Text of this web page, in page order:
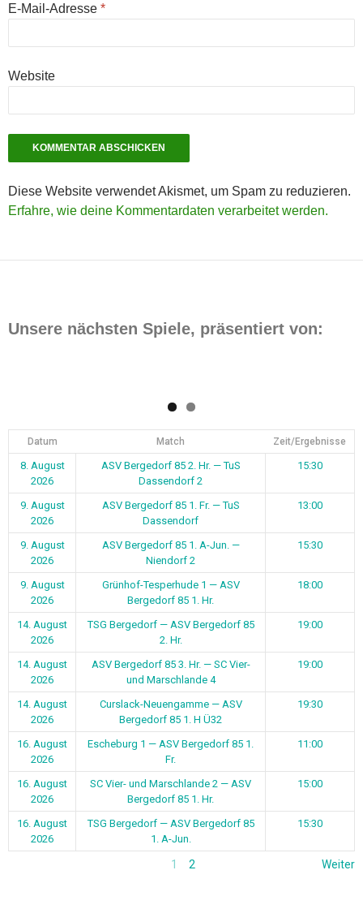
E-Mail-Adresse *
Website
Diese Website verwendet Akismet, um Spam zu reduzieren.
Erfahre, wie deine Kommentardaten verarbeitet werden.
Unsere nächsten Spiele, präsentiert von:
Datum Match Zeit/Ergebnisse
8. August
2026
ASV Bergedorf 85 2. Hr. — TuS
Dassendorf 2
15:30
9. August
2026
ASV Bergedorf 85 1. Fr. — TuS
Dassendorf
13:00
9. August
2026
ASV Bergedorf 85 1. A-Jun. —
Niendorf 2
15:30
9. August
2026
Grünhof-Tesperhude 1 — ASV
Bergedorf 85 1. Hr.
18:00
14. August
2026
TSG Bergedorf — ASV Bergedorf 85
2. Hr.
19:00
14. August
2026
ASV Bergedorf 85 3. Hr. — SC Vier-
und Marschlande 4
19:00
14. August
2026
Curslack-Neuengamme — ASV
Bergedorf 85 1. H Ü32
19:30
16. August
2026
Escheburg 1 — ASV Bergedorf 85 1.
Fr.
11:00
16. August
2026
SC Vier- und Marschlande 2 — ASV
Bergedorf 85 1. Hr.
15:00
16. August
2026
TSG Bergedorf — ASV Bergedorf 85
1. A-Jun.
15:30
1 2 Weiter